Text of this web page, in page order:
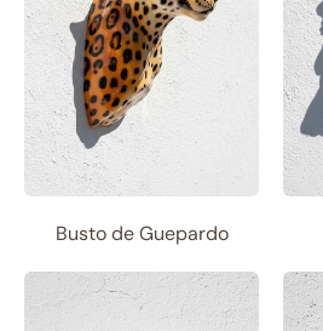
Busto de Guepardo